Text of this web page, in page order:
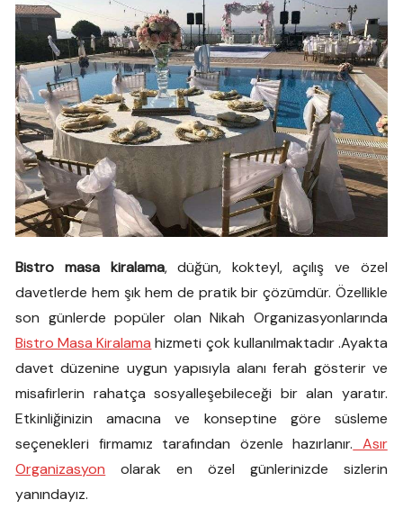
Bistro masa kiralama, düğün, kokteyl, açılış ve özel
davetlerde hem şık hem de pratik bir çözümdür. Özellikle
son günlerde popüler olan Nikah Organizasyonlarında
Bistro Masa Kiralama hizmeti çok kullanılmaktadır .Ayakta
davet düzenine uygun yapısıyla alanı ferah gösterir ve
misafirlerin rahatça sosyalleşebileceği bir alan yaratır.
Etkinliğinizin amacına ve konseptine göre süsleme
seçenekleri firmamız tarafından özenle hazırlanır. Asır
Organizasyon olarak en özel günlerinizde sizlerin
yanındayız.